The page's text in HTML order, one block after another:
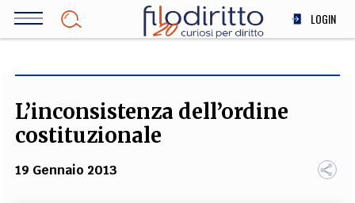
Salta
LOGIN
SOCIETÀ
MEDICINA
L’inconsistenza dell’ordine
costituzionale
19 Gennaio 2013